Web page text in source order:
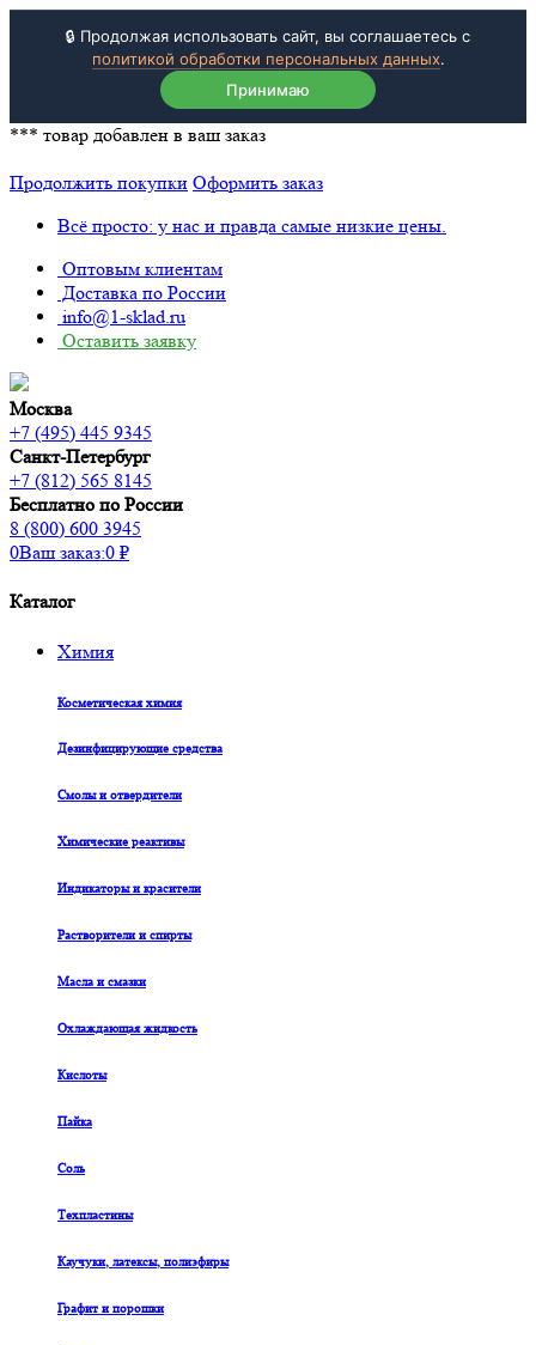
🔒 Продолжая использовать сайт, вы соглашаетесь с
политикой обработки персональных данных.
Принимаю
*** товар добавлен в ваш заказ
Продолжить покупки Оформить заказ
Всё просто: у нас и правда самые низкие цены.
Оптовым клиентам
Доставка по России
info@1-sklad.ru
Оставить заявку
Москва
+7 (495) 445 9345
Санкт-Петербург
+7 (812) 565 8145
Бесплатно по России
8 (800) 600 3945
0Ваш заказ:0 ₽
Каталог
Химия
Косметическая химия
Дезинфицирующие средства
Смолы и отвердители
Химические реактивы
Индикаторы и красители
Растворители и спирты
Масла и смазки
Охлаждающая жидкость
Кислоты
Пайка
Соль
Техпластины
Каучуки, латексы, полиэфиры
Графит и порошки